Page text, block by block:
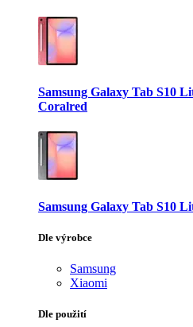
Samsung Galaxy Tab S10
Coralred
Samsung Galaxy Tab S10
Dle výrobce
Samsung
Xiaomi
Dle použití